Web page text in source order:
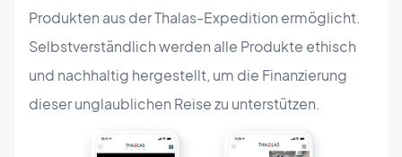
Produkten aus der Thalas-Expedition ermöglicht.
Selbstverständlich werden alle Produkte ethisch
und nachhaltig hergestellt, um die Finanzierung
dieser unglaublichen Reise zu unterstützen.